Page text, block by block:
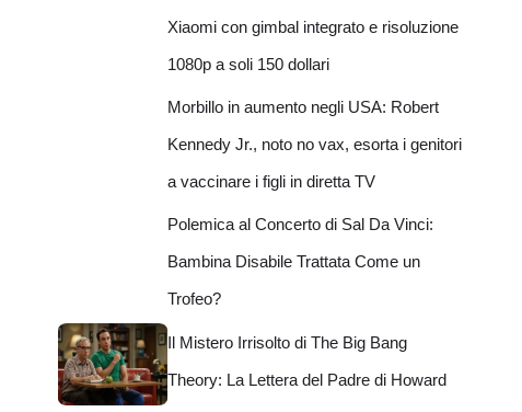
Xiaomi con gimbal integrato e risoluzione
1080p a soli 150 dollari
Morbillo in aumento negli USA: Robert
Kennedy Jr., noto no vax, esorta i genitori
a vaccinare i figli in diretta TV
Polemica al Concerto di Sal Da Vinci:
Bambina Disabile Trattata Come un
Trofeo?
Il Mistero Irrisolto di The Big Bang
Theory: La Lettera del Padre di Howard